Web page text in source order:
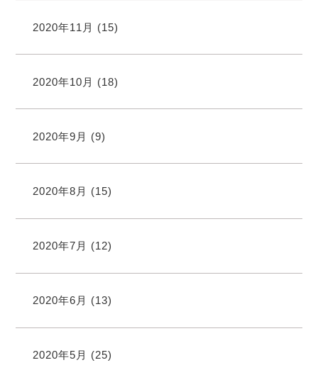
2020年11月 (15)
2020年10月 (18)
2020年9月 (9)
2020年8月 (15)
2020年7月 (12)
2020年6月 (13)
2020年5月 (25)